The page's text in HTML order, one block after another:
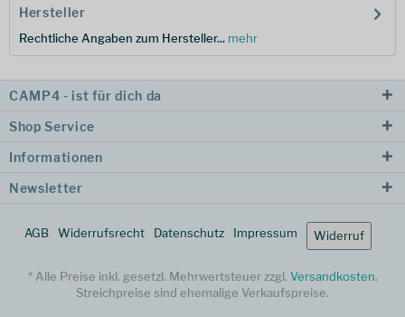
Hersteller
Rechtliche Angaben zum Hersteller... mehr
CAMP4 - ist für dich da
Shop Service
Informationen
Newsletter
AGB Widerrufsrecht Datenschutz Impressum Widerruf
* Alle Preise inkl. gesetzl. Mehrwertsteuer zzgl. Versandkosten.
Streichpreise sind ehemalige Verkaufspreise.